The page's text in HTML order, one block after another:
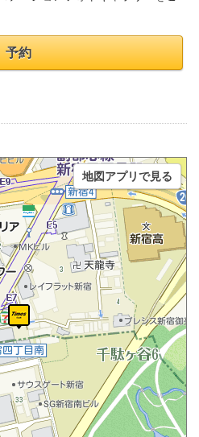
予約
地図アプリで見る